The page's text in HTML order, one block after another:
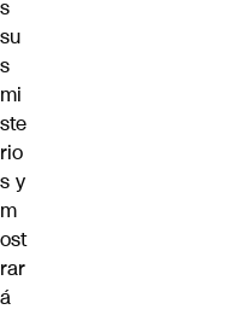
s
su
s
mi
ste
rio
s y
m
ost
rar
á